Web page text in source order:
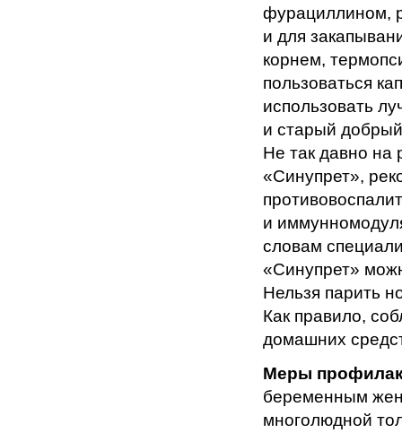
фурациллином,
и для
корнем,
пользоваться
использовать
и старый
Не так давно на
«Синупрет»,
и
словам
«Синупрет»
Нельзя парить
Как правило,
домашних
Меры
беременным
многолюдной